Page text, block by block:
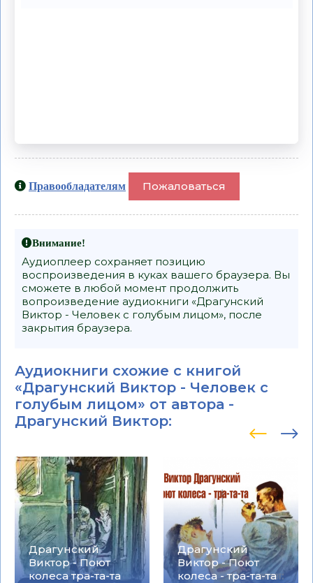
Правообладателям Пожаловаться
Внимание!
Аудиоплеер сохраняет позицию
воспроизведения в куках вашего браузера. Вы
сможете в любой момент продолжить
вопроизведение аудиокниги «Драгунский
Виктор - Человек с голубым лицом», после
закрытия браузера.
Аудиокниги схожие с книгой
«Драгунский Виктор - Человек с
голубым лицом» от автора -
Драгунский Виктор:
Драгунский
Виктор - Поют
колеса тра-та-та
Драгунский
Виктор - Поют
колеса - тра-та-та